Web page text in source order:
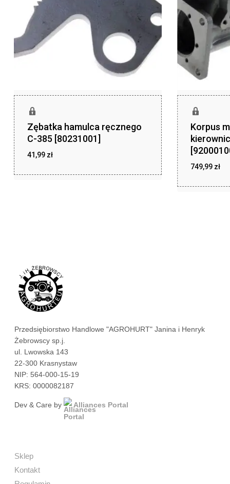
Zębatka hamulca ręcznego
C-385 [80231001]
41,99 zł
Korpus
749,99 zł
Przedsiębiorstwo Handlowe "AGROHURT" Janina i Henryk
Żebrowscy sp.j.
ul. Lwowska 143
22-300 Krasnystaw
NIP: 564-000-15-19
KRS: 0000082187
Dev & Care by Alliances Portal
Sklep
Kontakt